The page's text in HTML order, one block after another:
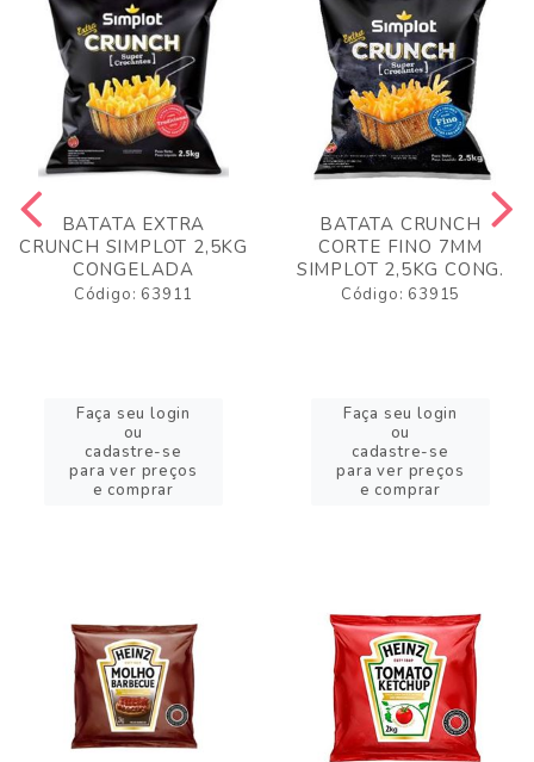
BATATA EXTRA
CRUNCH SIMPLOT 2,5KG
CONGELADA
Código: 63911
Faça seu login
ou
cadastre-se
para ver preços
e comprar
BATATA CRUNCH
CORTE FINO 7MM
SIMPLOT 2,5KG CONG.
Código: 63915
Faça seu login
ou
cadastre-se
para ver preços
e comprar